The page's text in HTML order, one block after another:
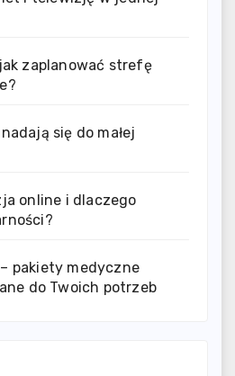
zaplanować strefę
się do małej
online i dlaczego
pakiety medyczne
do Twoich potrzeb